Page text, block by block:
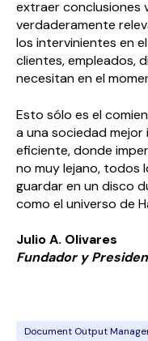
extraer conclusiones
verdaderamente
los intervinientes en
clientes, empleados,
necesitan en el
Esto sólo es el
a una sociedad mejor
eficiente, donde
no muy lejano, todos
guardar en un disco
como el universo de
Julio A. Olivares
Fundador y
Document Output